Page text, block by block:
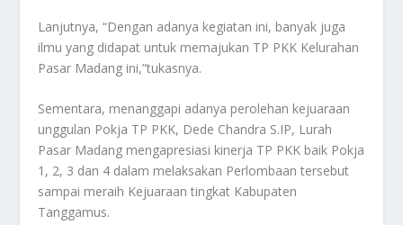
Lanjutnya, “Dengan adanya kegiatan ini, banyak juga
ilmu yang didapat untuk memajukan TP PKK Kelurahan
Pasar Madang ini,”tukasnya.
Sementara, menanggapi adanya perolehan kejuaraan
unggulan Pokja TP PKK, Dede Chandra S.IP, Lurah
Pasar Madang mengapresiasi kinerja TP PKK baik Pokja
1, 2, 3 dan 4 dalam melaksakan Perlombaan tersebut
sampai meraih Kejuaraan tingkat Kabupaten
Tanggamus.